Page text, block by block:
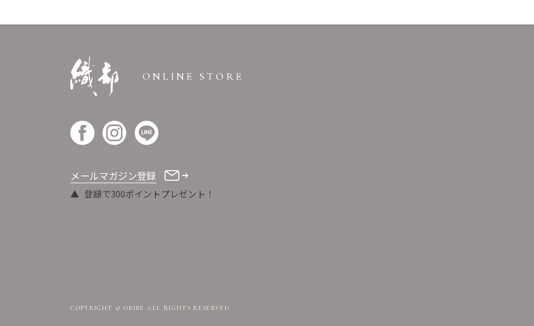
ONLINE STORE
メールマガジン登録
登録で300ポイントプレゼント！
COPYRIGHT © ORIBE ALL RIGHTS RESERVED.